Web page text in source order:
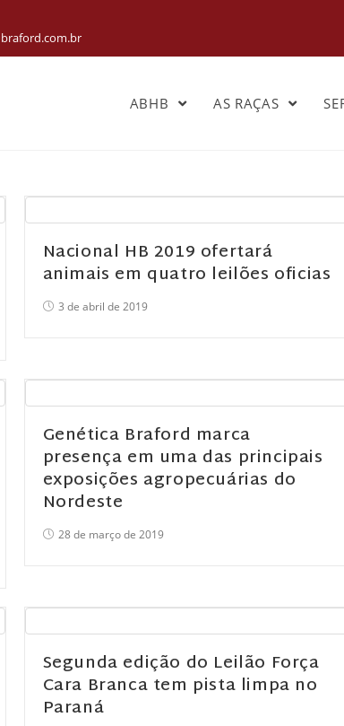
ABHB AS RAÇAS
Nacional HB 2019 ofertará
animais em quatro leilões oficias
3 de abril de 2019
Genética Braford marca
presença em uma das principais
exposições agropecuárias do
Nordeste
28 de março de 2019
Segunda edição do Leilão Força
Cara Branca tem pista limpa no
Paraná